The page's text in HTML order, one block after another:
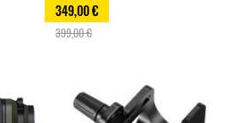
349,00 €
399,00 €